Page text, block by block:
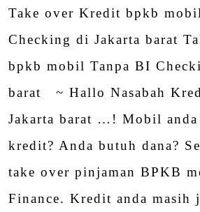
Take over Kredit bpkb
Checking di Jakarta barat
bpkb mobil Tanpa BI
barat ~ Hallo Nasabah
Jakarta barat …! Mobil anda
kredit? Anda butuh dana?
take over pinjaman BPKB
Finance. Kredit anda